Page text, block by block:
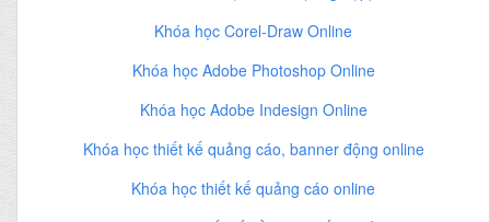
Khóa học Corel-Draw Online
Khóa học Adobe Photoshop Online
Khóa học Adobe Indesign Online
Khóa học thiết kế quảng cáo, banner động online
Khóa học thiết kế quảng cáo online